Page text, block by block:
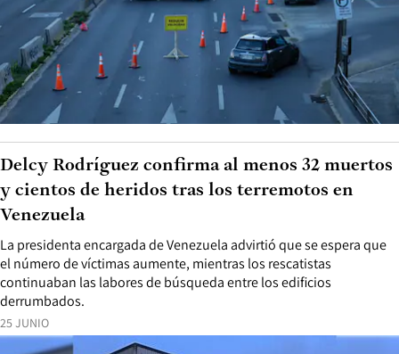
25 JUNIO
La presidenta encargada de Venezuela advirtió que se espera que
el número de víctimas aumente, mientras los rescatistas
continuaban las labores de búsqueda entre los edificios
derrumbados.
Delcy Rodríguez confirma al menos 32 muertos
y cientos de heridos tras los terremotos en
Venezuela